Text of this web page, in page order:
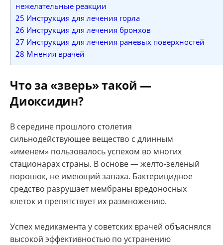
нежелательные реакции
25 Инструкция для лечения горла
26 Инструкция для лечения бронхов
27 Инструкция для лечения раневых поверхностей
28 Мнения врачей
Что за «зверь» такой —
Диоксидин?
В середине прошлого столетия
сильнодействующее вещество с длинным
«именем» пользовалось успехом во многих
стационарах страны. В основе — желто-зеленый
порошок, не имеющий запаха. Бактерицидное
средство разрушает мембраны вредоносных
клеток и препятствует их размножению.
Успех медикамента у советских врачей объяснялся
высокой эффективностью по устранению